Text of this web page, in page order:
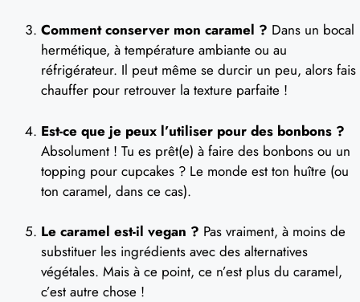
Comment conserver mon caramel ? Dans un bocal
hermétique, à température ambiante ou au
réfrigérateur. Il peut même se durcir un peu, alors fais
chauffer pour retrouver la texture parfaite !
Est-ce que je peux l’utiliser pour des bonbons ?
Absolument ! Tu es prêt(e) à faire des bonbons ou un
topping pour cupcakes ? Le monde est ton huître (ou
ton caramel, dans ce cas).
Le caramel est-il vegan ? Pas vraiment, à moins de
substituer les ingrédients avec des alternatives
végétales. Mais à ce point, ce n’est plus du caramel,
c’est autre chose !